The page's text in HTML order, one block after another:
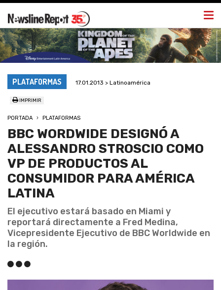
PLATAFORMAS 17.01.2013 > Latinoamérica
IMPRIMIR
PORTADA PLATAFORMAS
BBC WORDWIDE DESIGNÓ A
ALESSANDRO STROSCIO COMO
VP DE PRODUCTOS AL
CONSUMIDOR PARA AMÉRICA
LATINA
El ejecutivo estará basado en Miami y
reportará directamente a Fred Medina,
Vicepresidente Ejecutivo de BBC Worldwide en
la región.